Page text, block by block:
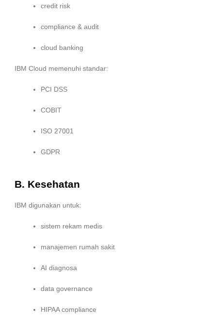
credit risk
compliance & audit
cloud banking
IBM Cloud memenuhi standar:
PCI DSS
COBIT
ISO 27001
GDPR
B. Kesehatan
IBM digunakan untuk:
sistem rekam medis
manajemen rumah sakit
AI diagnosa
data governance
HIPAA compliance